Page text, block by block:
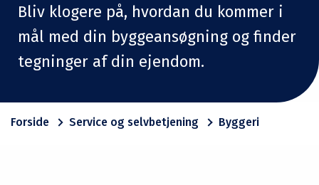
Bliv klogere på, hvordan du kommer i
mål med din byggeansøgning og finder
tegninger af din ejendom.
Forside Service og selvbetjening Byggeri